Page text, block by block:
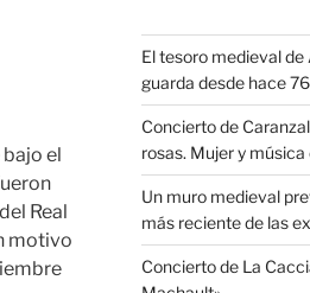
el
Real
motivo
El tesoro medieval de
guarda desde hace
Concierto de
rosas. Mujer y música
Un muro medieval
más reciente de las
Concierto de La